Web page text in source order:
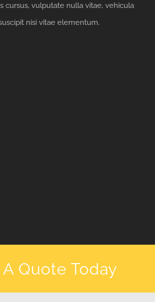
cursus, vulputate nulla vitae, vehicula
nisi vitae elementum.
Quote Today